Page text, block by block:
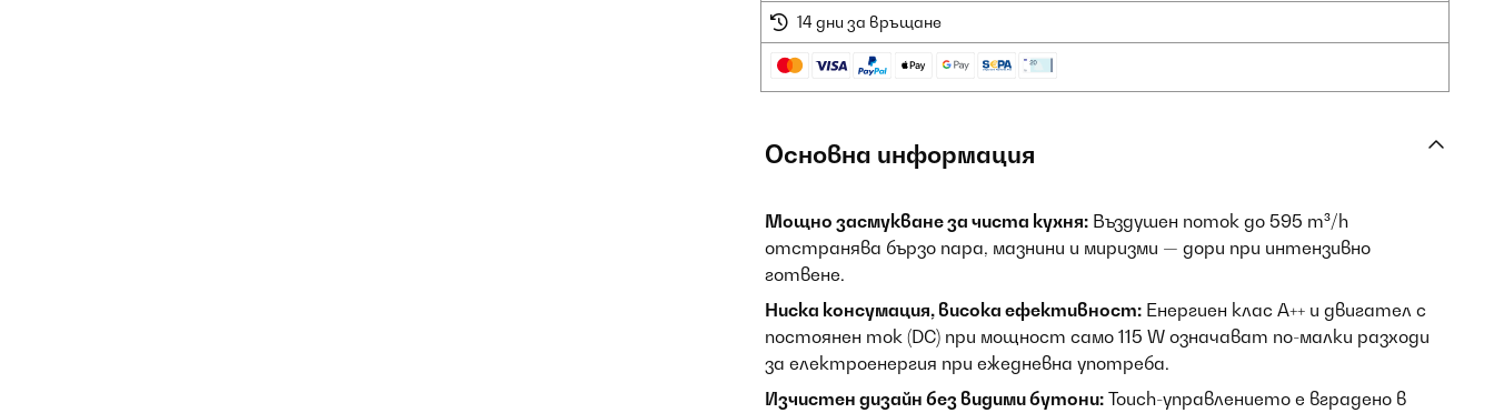
14 дни за връщане
Основна информация
Мощно засмукване за чиста кухня: Въздушен поток до 595 m³/h
отстранява бързо пара, мазнини и миризми — дори при интензивно
готвене.
Ниска консумация, висока ефективност: Енергиен клас A++ и двигател с
постоянен ток (DC) при мощност само 115 W означават по-малки разходи
за електроенергия при ежедневна употреба.
Изчистен дизайн без видими бутони: Touch-управлението е вградено в